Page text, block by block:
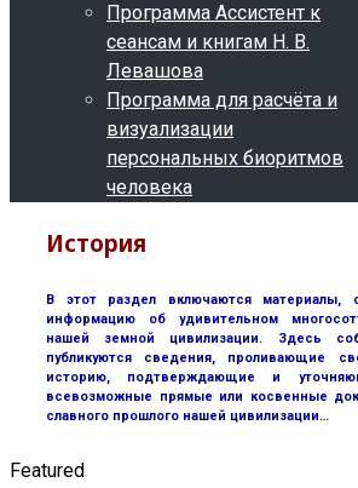
Программа Ассистент к
сеансам и книгам Н. В.
Левашова
Программа для расчёта и
визуализации
персональных биоритмов
человека
История
В этот раздел включаются материалы,
информацию об удивительном
нашей земной цивилизации. Здесь
публикуются сведения, проливающие
историю, подтверждающие и
всевозможные прямые или косвенные
славного прошлого нашей цивилизации…
Featured